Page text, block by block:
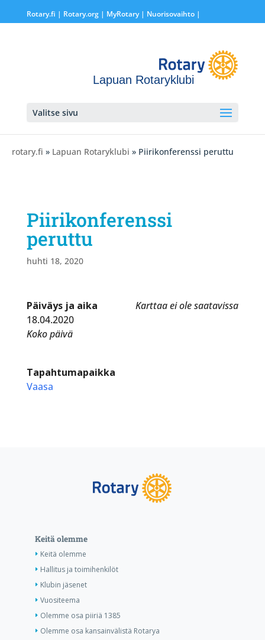
Rotary.fi | Rotary.org| MyRotary | Nuorisovaihto|
Lapuan Rotaryklubi
Valitse sivu
rotary.fi » Lapuan Rotaryklubi » Piirikonferenssi peruttu
Piirikonferenssi
peruttu
huhti 18, 2020
Karttaa ei ole saatavissa
Päiväys ja aika
18.04.2020
Koko päivä
Tapahtumapaikka
Vaasa
Keitä olemme
Keitä olemme
Hallitus ja toimihenkilöt
Klubin jäsenet
Vuositeema
Olemme osa piiriä 1385
Olemme osa kansainvälistä Rotarya